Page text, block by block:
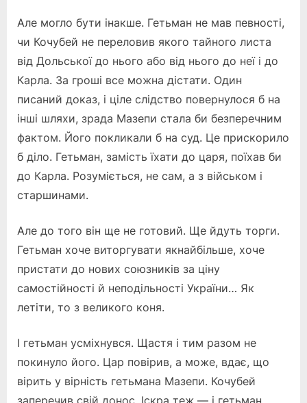
Але могло бути інакше. Гетьман не мав певності,
чи Кочубей не переловив якого тайного листа
від Дольської до нього або від нього до неї і до
Карла. За гроші все можна дістати. Один
писаний доказ, і ціле слідство повернулося б на
інші шляхи, зрада Мазепи стала би безперечним
фактом. Його покликали б на суд. Це прискорило
б діло. Гетьман, замість їхати до царя, поїхав би
до Карла. Розуміється, не сам, а з військом і
старшинами.
Але до того він ще не готовий. Ще йдуть торги.
Гетьман хоче виторгувати якнайбільше, хоче
пристати до нових союзників за ціну
самостійності й неподільності України… Як
летіти, то з великого коня.
І гетьман усміхнувся. Щастя і тим разом не
покинуло його. Цар повірив, а може, вдає, що
вірить у вірність гетьмана Мазепи. Кочубей
заперечив свій донос. Іскра теж — і гетьман